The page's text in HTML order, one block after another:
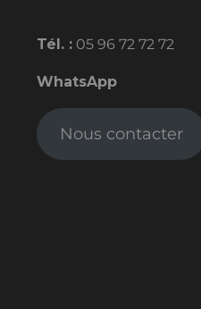
Tél. : 05 96 72 72 72
WhatsApp
Nous contacter